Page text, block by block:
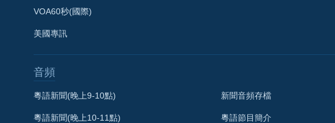
VOA60秒(國際)
美國專訊
音頻
粵語新聞(晚上9-10點)
粵語新聞(晚上10-11點)
新聞音頻存檔
粵語節目簡介